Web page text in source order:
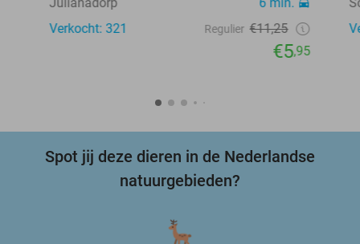
Verkocht: 321
Regulier €11,25
€5,95
Spot jij deze dieren in de Nederlandse
natuurgebieden?